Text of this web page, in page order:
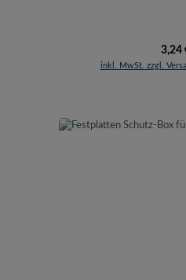
3,24
inkl. MwSt. zzgl.